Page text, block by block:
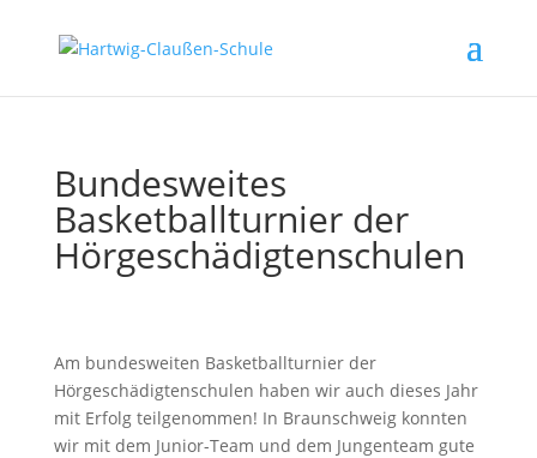
Bundesweites
Basketballturnier der
Hörgeschädigtenschulen
Am bundesweiten Basketballturnier der
Hörgeschädigtenschulen haben wir auch dieses Jahr
mit Erfolg teilgenommen! In Braunschweig konnten
wir mit dem Junior-Team und dem Jungenteam gute